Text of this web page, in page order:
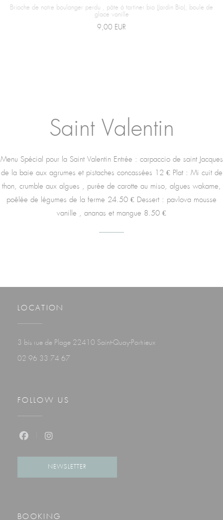
Brioche de notre boulanger perdu , pâte à tartiner bio (Jardin Bio), boule de
glace vanille
9,00 EUR
Saint Valentin
Menu Spécial pour la Saint Valentin Entrée : carpaccio de saint Jacques
de la baie aux agrumes et pistaches concassées 12 € Plat : Mi cuit de
thon, crumble aux algues , purée de carotte au miso, algues wakame,
poêlée de légumes de la ferme 24.50 € Dessert : pavlova mousse
vanille , ananas et mangue 8.50 €
LOCATION
3 bis rue de Plage 22410 Saint-Quay-Portrieux((opens in a new
02 96 33 74 67
FOLLOW US
NEWSLETTER
BOOKING